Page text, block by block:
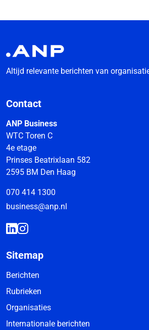
Altijd relevante berichten van
Contact
ANP Business
WTC Toren C
4e etage
Prinses Beatrixlaan 582
2595 BM Den Haag
070 414 1300
business@anp.nl
Sitemap
Berichten
Rubrieken
Organisaties
Internationale berichten